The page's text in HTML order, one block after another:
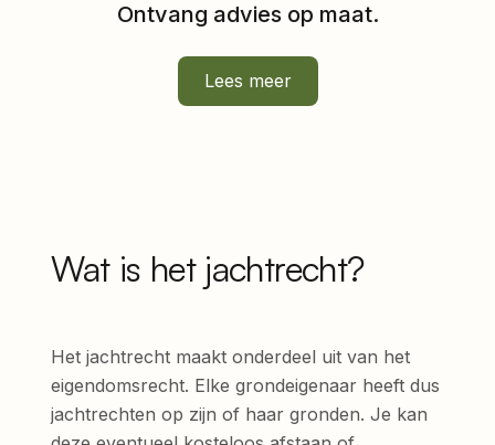
Ontvang advies op maat.
Lees meer
Wat is het jachtrecht?
Het jachtrecht maakt onderdeel uit van het
eigendomsrecht. Elke grondeigenaar heeft dus
jachtrechten op zijn of haar gronden. Je kan